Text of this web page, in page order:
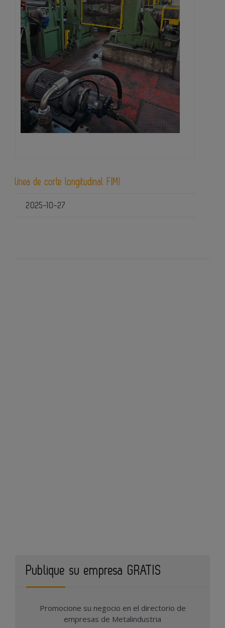
línea de corte longitudinal FIMI
2025-10-27
Publique su empresa GRATIS
Promocione su negocio en el directorio de
empresas de Metalindustria